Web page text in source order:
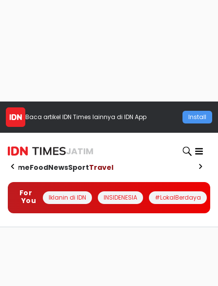
Baca artikel IDN Times lainnya di IDN App Install
JATIM
HomeFoodNewsSportTravel
For
You
Iklanin di IDN INSIDENESIA #LokalBerdaya